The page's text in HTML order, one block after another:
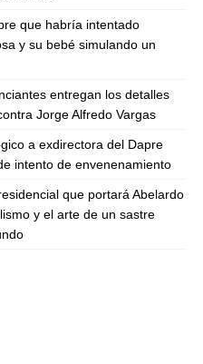
que habría intentado
y su bebé simulando un
entregan los detalles
Jorge Alfredo Vargas
a exdirectora del Dapre
intento de envenenamiento
que portará Abelardo
y el arte de un sastre